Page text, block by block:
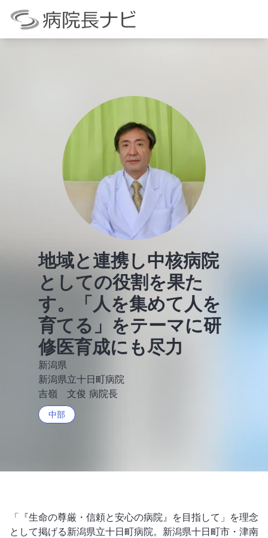
地域と連携し中核病院
としての役割を果た
す。「人を集めて人を
育てる」をテーマに研
修医育成にも尽力
新潟県
新潟県立十日町病院
吉嶺 文俊 病院長
中部
「『生命の尊厳・信頼と安心の病院』を目指して」を理念
として掲げる新潟県立十日町病院。新潟県十日町市・津南